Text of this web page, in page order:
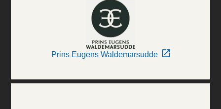
Prins Eugens Waldemarsudde